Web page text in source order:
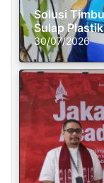
Solusi
Sulap
30/07/2026